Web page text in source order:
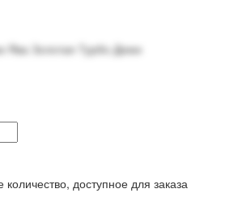
доступное для заказа